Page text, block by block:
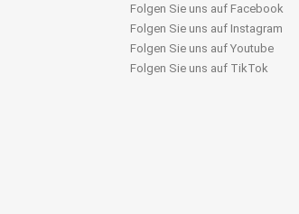
Folgen Sie uns auf Facebook
Folgen Sie uns auf Instagram
Folgen Sie uns auf Youtube
Folgen Sie uns auf TikTok